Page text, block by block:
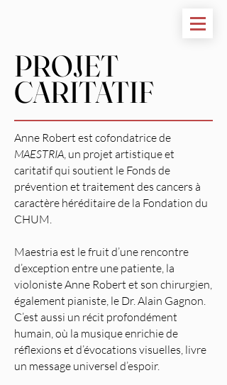
PROJET
CARITATIF
Anne Robert est cofondatrice de
MAESTRIA, un projet artistique et
caritatif qui soutient le Fonds de
prévention et traitement des cancers à
caractère héréditaire de la Fondation du
CHUM.
Maestria est le fruit d’une rencontre
d’exception entre une patiente, la
violoniste Anne Robert et son chirurgien,
également pianiste, le Dr. Alain Gagnon.
C’est aussi un récit profondément
humain, où la musique enrichie de
réflexions et d’évocations visuelles, livre
un message universel d’espoir.